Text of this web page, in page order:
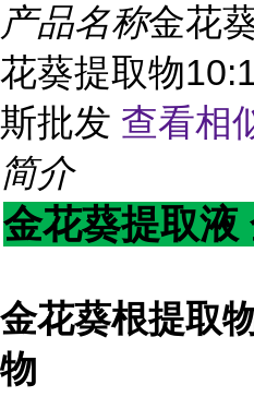
产品名称金花
花葵提取物
斯批发 查看相
简介
金花葵提取液
金花葵根提取
物